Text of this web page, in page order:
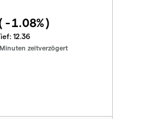
-1.08%)
12.36
zeitverzögert